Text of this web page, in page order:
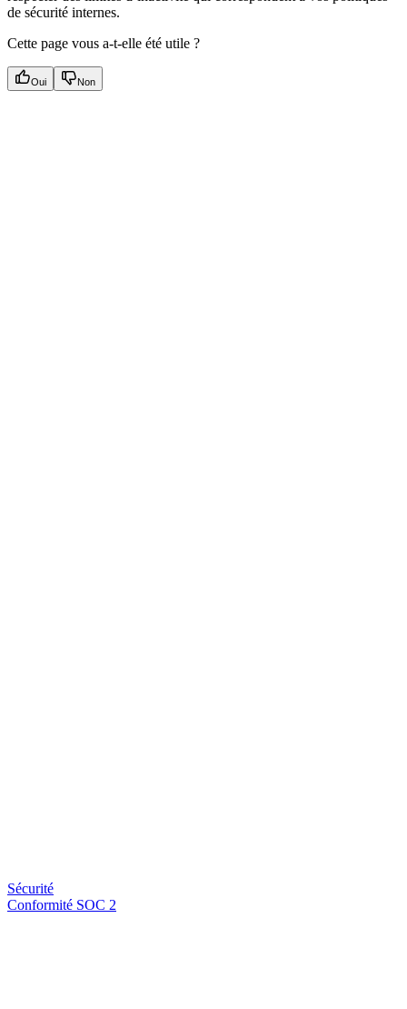
de sécurité internes.
Cette page vous a-t-elle été utile ?
Oui Non
Sécurité
Conformité SOC 2